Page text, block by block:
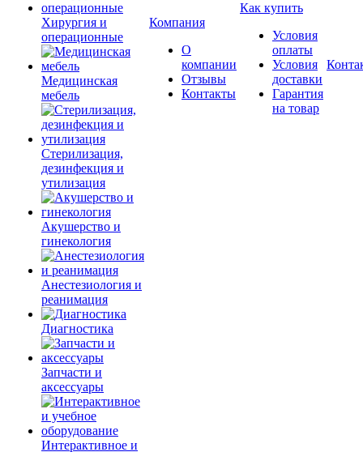
Хирургия и
операционные
Медицинская
мебель
Стерилизация,
дезинфекция и
утилизация
Акушерство и
гинекология
Анестезиология и
реанимация
Диагностика
Запчасти и
аксессуары
Интерактивное и
Компания
О
компании
Отзывы
Контакты
Как купить
Условия
оплаты
Условия
доставки
Гарантия
на товар